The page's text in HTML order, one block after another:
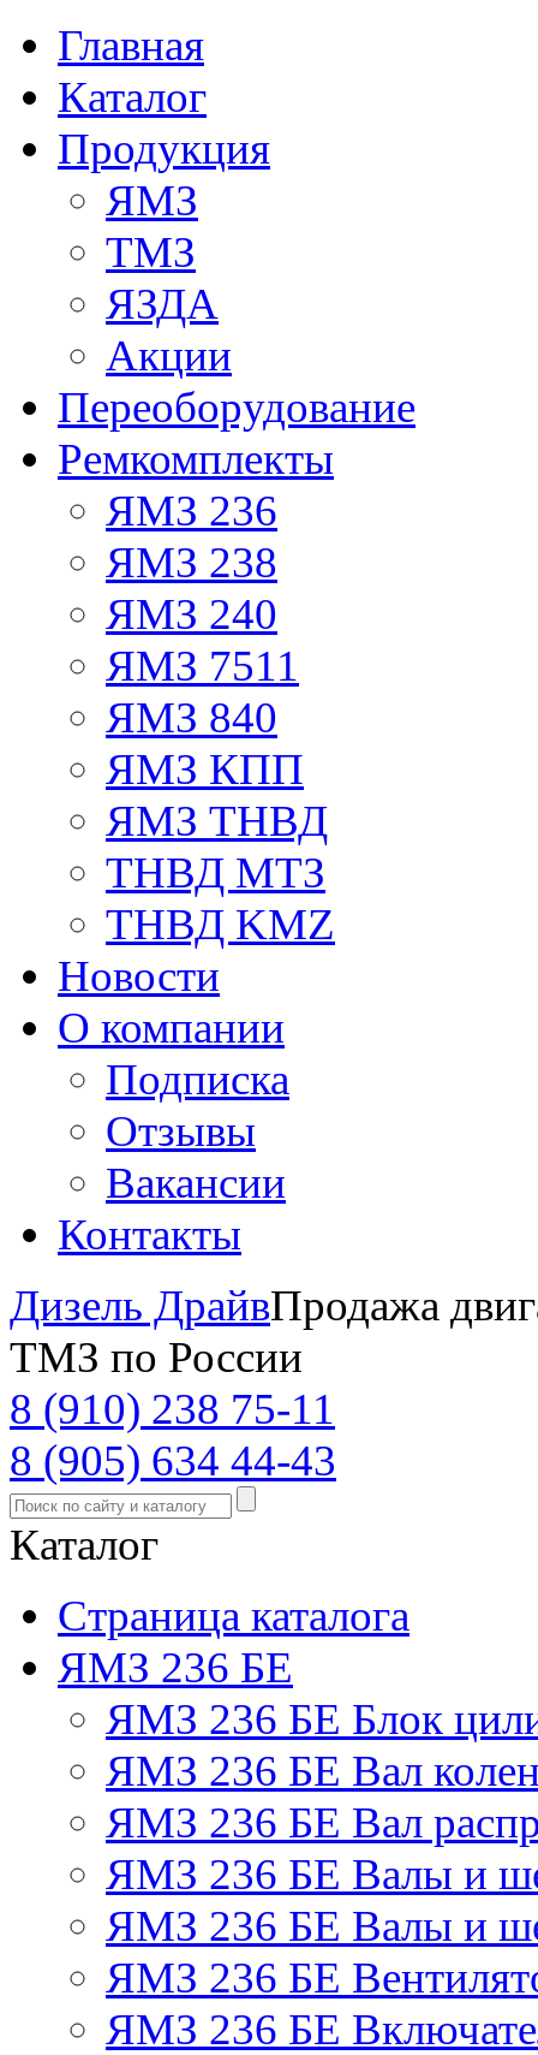
Главная
Каталог
Продукция
ЯМЗ
ТМЗ
ЯЗДА
Акции
Переоборудование
Ремкомплекты
ЯМЗ 236
ЯМЗ 238
ЯМЗ 240
ЯМЗ 7511
ЯМЗ 840
ЯМЗ КПП
ЯМЗ ТНВД
ТНВД МТЗ
ТНВД KMZ
Новости
О компании
Подписка
Отзывы
Вакансии
Контакты
Дизель ДрайвПродажа
ТМЗ по России
8 (910) 238 75-11
8 (905) 634 44-43
Каталог
Страница каталога
ЯМЗ 236 БЕ
ЯМЗ 236 БЕ Блок
ЯМЗ 236 БЕ Вал
ЯМЗ 236 БЕ Вал
ЯМЗ 236 БЕ Валы и
ЯМЗ 236 БЕ Валы и
ЯМЗ 236 БЕ
ЯМЗ 236 БЕ